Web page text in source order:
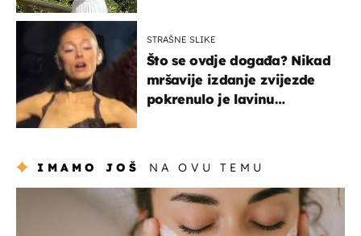
STRAŠNE SLIKE
Što se ovdje događa? Nikad
mršavije izdanje zvijezde
pokrenulo je lavinu
IMAMO JOŠ NA OVU TEMU
moda & ljepota